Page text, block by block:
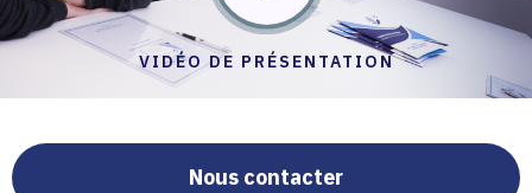
VIDÉO DE PRÉSENTATION
Nous contacter